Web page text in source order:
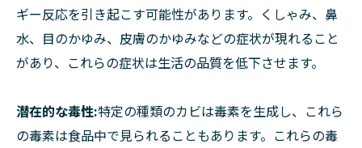
ギー反応を引き起こす可能性があります。くしゃみ、鼻
水、目のかゆみ、皮膚のかゆみなどの症状が現れること
があり、これらの症状は生活の品質を低下させます。
潜在的な毒性:特定の種類のカビは毒素を生成し、これら
の毒素は食品中で見られることもあります。これらの毒